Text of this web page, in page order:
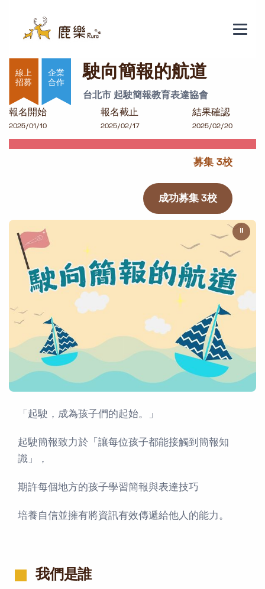
駛向簡報的航道
企業
合作
駛向簡報的航道
台北市 起駛簡報教育表達協會
報名開始
2025/01/10
報名截止
2025/02/17
結果確認
2025/02/20
募集 3校
成功募集 3校
「起駛，成為孩⼦們的起始。」
起駛簡報致力於「讓每位孩子都能接觸到簡報知
識」，
期許每個地方的孩子學習簡報與表達技巧
培養⾃信並擁有將資訊有效傳遞給他⼈的能⼒。
我們是誰